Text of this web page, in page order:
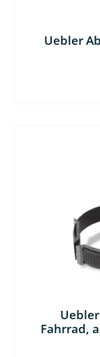
Uebler
Fahrrad,